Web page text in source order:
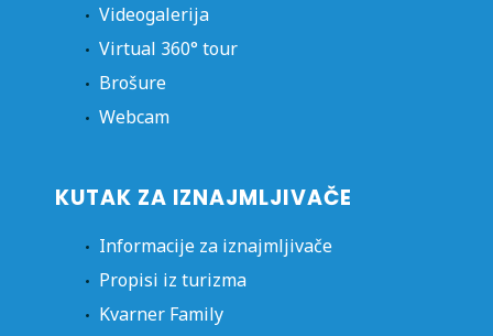
Videogalerija
Virtual 360° tour
Brošure
Webcam
KUTAK ZA IZNAJMLJIVAČE
Informacije za iznajmljivače
Propisi iz turizma
Kvarner Family